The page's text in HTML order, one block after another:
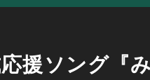
援ソング『